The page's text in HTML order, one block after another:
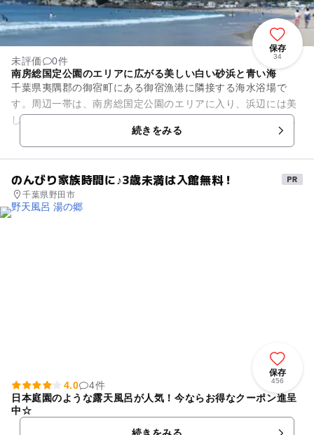
保存
34
未評価
0件
南房総国定公園のエリアに広がる美しい白い砂浜と青い海
千葉県夷隅郡の御宿町にある御宿漁港に隣接する海水浴場で
す。周辺一帯は、南房総国定公園のエリアに入り、浜辺には美
しい白い砂浜と青い海の景観が広がります。波は静かで穏やか
なため、小さな子どもでも安心...
続きをみる
のんびり家族時間に♪3歳未満は入館無料！
千葉県野田市
保存
456
4.0
4件
日本庭園のような露天風呂が人気！今ならお得なクーポン進呈
中☆